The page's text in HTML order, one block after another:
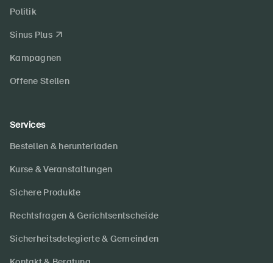
Politik
Sinus Plus
Kampagnen
Offene Stellen
Services
Bestellen & herunterladen
Kurse & Veranstaltungen
Sichere Produkte
Rechtsfragen & Gerichtsentscheide
Sicherheitsdelegierte & Gemeinden